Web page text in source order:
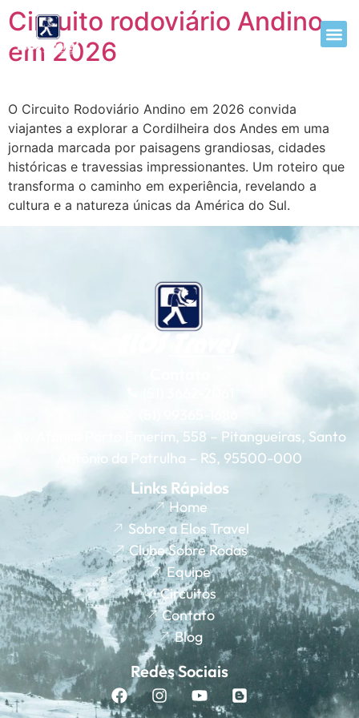
Circuito rodoviário Andino
em 2026
O Circuito Rodoviário Andino em 2026 convida
viajantes a explorar a Cordilheira dos Andes em uma
jornada marcada por paisagens grandiosas, cidades
históricas e travessias impressionantes. Um roteiro que
transforma o caminho em experiência, revelando a
cultura e a natureza únicas da América do Sul.
Av. Afonso Porto Emerim, 558 – Pitangueiras, Santo
Antônio da Patrulha – RS, 95500-000
Links Rápidos
Home
Sobre a Elos Travel
Clube Sobre Rodas
Equipe
Circuitos
Contato
Blog
Redes Sociais